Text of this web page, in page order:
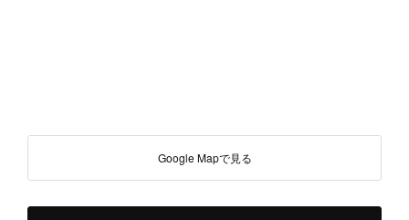
Google Mapで見る